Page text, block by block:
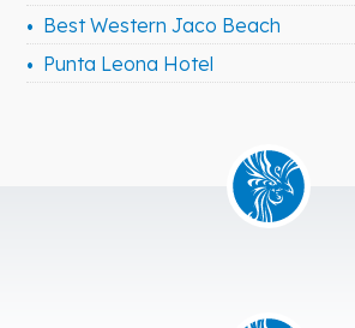
Best Western Jaco Beach
Punta Leona Hotel